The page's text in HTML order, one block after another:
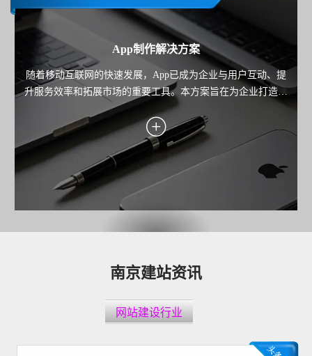
App制作解决方案
随着移动互联网的快速发展，App已成为企业与用户互动、提
升服务效率和拓展市场的重要工具。本方案旨在为企业打造一
款高性能、用户体验优秀且功能完善的移动应用，覆盖业务场
景需求，助力企业实现用户增长、服务优化与商业价值转化。
南京建站资讯
网站建设行业